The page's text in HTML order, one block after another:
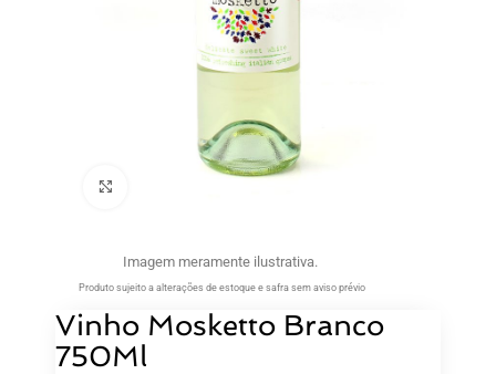
Imagem meramente ilustrativa.
Produto sujeito a alterações de estoque e safra sem aviso prévio
Vinho Mosketto Branco
750Ml